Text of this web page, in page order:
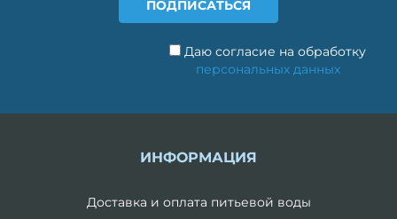
Даю согласие на обработку
персональных данных
ИНФОРМАЦИЯ
Доставка и оплата питьевой воды